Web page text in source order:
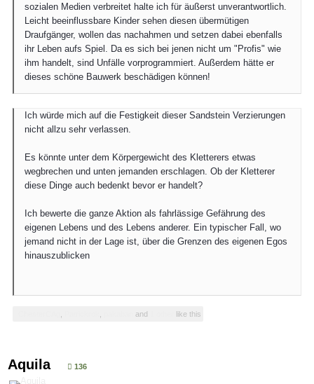
sozialen Medien verbreitet halte ich für äußerst unverantwortlich.
Leicht beeinflussbare Kinder sehen diesen übermütigen
Draufgänger, wollen das nachahmen und setzen dabei ebenfalls
ihr Leben aufs Spiel. Da es sich bei jenen nicht um "Profis" wie
ihm handelt, sind Unfälle vorprogrammiert. Außerdem hätte er
dieses schöne Bauwerk beschädigen können!
Ich würde mich auf die Festigkeit dieser Sandstein Verzierungen
nicht allzu sehr verlassen.
Es könnte unter dem Körpergewicht des Kletterers etwas
wegbrechen und unten jemanden erschlagen. Ob der Kletterer
diese Dinge auch bedenkt bevor er handelt?
Ich bewerte die ganze Aktion als fahrlässige Gefährung des
eigenen Lebens und des Lebens anderer. Ein typischer Fall, wo
jemand nicht in der Lage ist, über die Grenzen des eigenen Egos
hinauszublicken
and like this
Aquila 136